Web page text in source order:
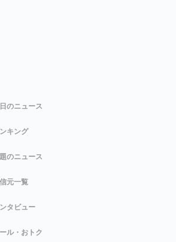
のニュース
キング
のニュース
元一覧
タビュー
ル・おトク